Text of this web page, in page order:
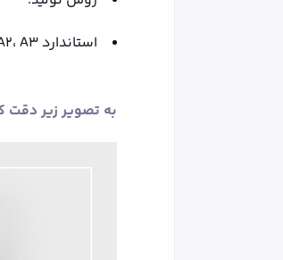
استاندارد A1، A2، A3 و A4.
به تصویر زیر دقت